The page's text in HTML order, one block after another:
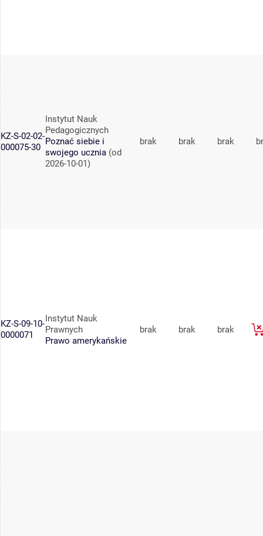
KZ-S-02-02-
000075-30
Instytut Nauk
Pedagogicznych
Poznać siebie i
swojego ucznia (od
2026-10-01)
brak brak brak
KZ-S-09-10-
0000071
Instytut Nauk
Prawnych
Prawo amerykańskie
brak brak brak